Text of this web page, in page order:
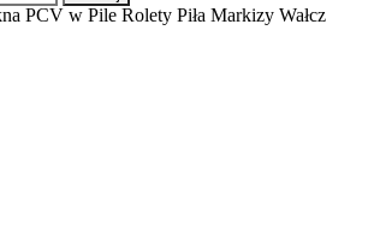
PCV w Pile Rolety Piła Markizy Wałcz